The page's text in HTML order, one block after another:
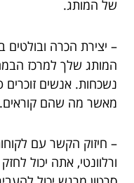
של המותג.
– יצירת הכרה
המותג שלך למרכז הבמה
נשכחות. אנשים
מאשר מה שהם קוראים.
– חיזוק הקשר עם
ורלוונטי, אתה יכול